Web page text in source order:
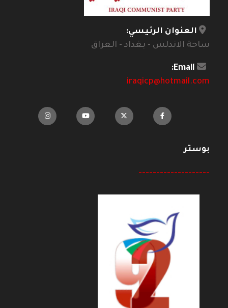
العنوان الرئيسي:
ساحة الاندلس - بغداد - العراق
Email:
iraqicp@hotmail.com
بوستر
--------------------